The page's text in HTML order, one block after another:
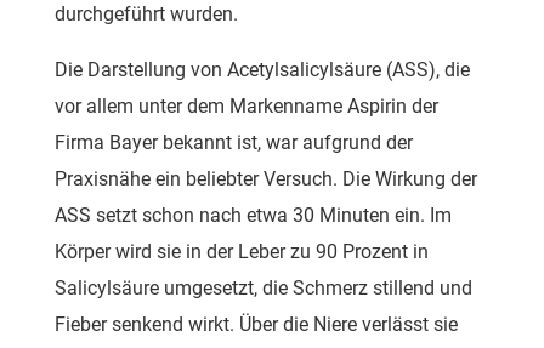
durchgeführt wurden.
Die Darstellung von Acetylsalicylsäure (ASS), die
vor allem unter dem Markenname Aspirin der
Firma Bayer bekannt ist, war aufgrund der
Praxisnähe ein beliebter Versuch. Die Wirkung der
ASS setzt schon nach etwa 30 Minuten ein. Im
Körper wird sie in der Leber zu 90 Prozent in
Salicylsäure umgesetzt, die Schmerz stillend und
Fieber senkend wirkt. Über die Niere verlässt sie